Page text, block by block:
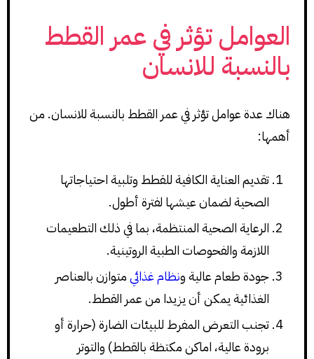
العوامل تؤثر في عمر القطط
بالنسبة للانسان
هناك عدة عوامل تؤثر في عمر القطط بالنسبة للانسان. من
أهمها:
تقديم العناية الكافية للقطط وتلبية احتياجاتها
الصحية لضمان عيشها لفترة أطول.
الرعاية الصحية المنتظمة، بما في ذلك التطعيمات
اللازمة والفحوصات الطبية الروتينية.
جودة طعام عالية ونظام غذائيمتوازن بالعناصر
الغذائية يمكن أن يزيدا من عمر القطط.
تجنب التعرض المفرط للبيئات الضارة (حرارة أو
برودة عالية، اماكن مكتظة بالقطط) والتوتر